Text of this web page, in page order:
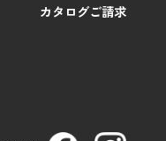
カタログご請求